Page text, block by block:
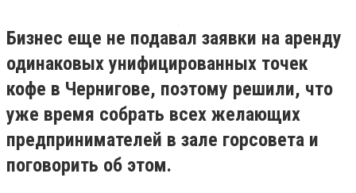
Бизнес еще не подавал заявки на аренду
одинаковых унифицированных точек
кофе в Чернигове, поэтому решили, что
уже время собрать всех желающих
предпринимателей в зале горсовета и
поговорить об этом.